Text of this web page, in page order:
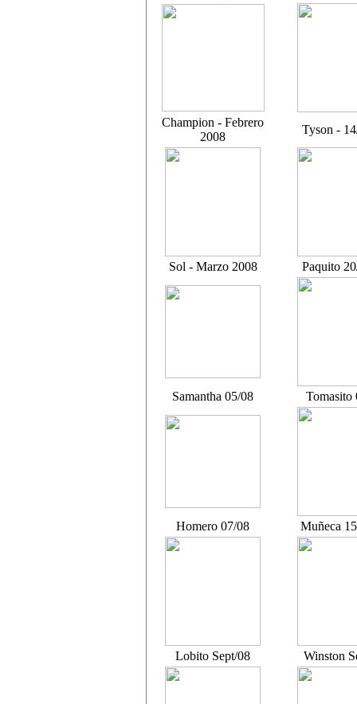
Champion - Febrero
2008
Tyson -
Sol - Marzo 2008 Paquito
Samantha 05/08 Tomasito
Homero 07/08 Muñeca
Lobito Sept/08 Winston